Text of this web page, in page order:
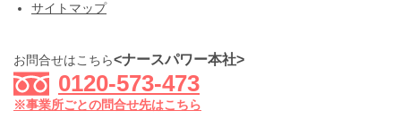
サイトマップ
お問合せはこちら<ナースパワー本社>
0120-573-473
※事業所ごとの問合せ先はこちら